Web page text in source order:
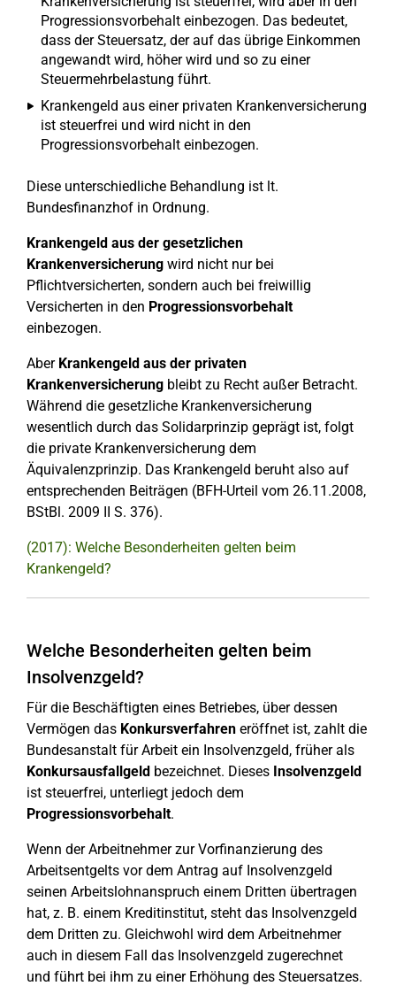
Progressionsvorbehalt einbezogen. Das bedeutet,
dass der Steuersatz, der auf das übrige Einkommen
angewandt wird, höher wird und so zu einer
Steuermehrbelastung führt.
Krankengeld aus einer privaten Krankenversicherung
ist steuerfrei und wird nicht in den
Progressionsvorbehalt einbezogen.
Diese unterschiedliche Behandlung ist lt.
Bundesfinanzhof in Ordnung.
Krankengeld aus der gesetzlichen
Krankenversicherung wird nicht nur bei
Pflichtversicherten, sondern auch bei freiwillig
Versicherten in den Progressionsvorbehalt
einbezogen.
Aber Krankengeld aus der privaten
Krankenversicherung bleibt zu Recht außer Betracht.
Während die gesetzliche Krankenversicherung
wesentlich durch das Solidarprinzip geprägt ist, folgt
die private Krankenversicherung dem
Äquivalenzprinzip. Das Krankengeld beruht also auf
entsprechenden Beiträgen (BFH-Urteil vom 26.11.2008,
BStBl. 2009 II S. 376).
(2017): Welche Besonderheiten gelten beim
Krankengeld?
Welche Besonderheiten gelten beim
Insolvenzgeld?
Für die Beschäftigten eines Betriebes, über dessen
Vermögen das Konkursverfahren eröffnet ist, zahlt die
Bundesanstalt für Arbeit ein Insolvenzgeld, früher als
Konkursausfallgeld bezeichnet. Dieses Insolvenzgeld
ist steuerfrei, unterliegt jedoch dem
Progressionsvorbehalt.
Wenn der Arbeitnehmer zur Vorfinanzierung des
Arbeitsentgelts vor dem Antrag auf Insolvenzgeld
seinen Arbeitslohnanspruch einem Dritten übertragen
hat, z. B. einem Kreditinstitut, steht das Insolvenzgeld
dem Dritten zu. Gleichwohl wird dem Arbeitnehmer
auch in diesem Fall das Insolvenzgeld zugerechnet
und führt bei ihm zu einer Erhöhung des Steuersatzes.